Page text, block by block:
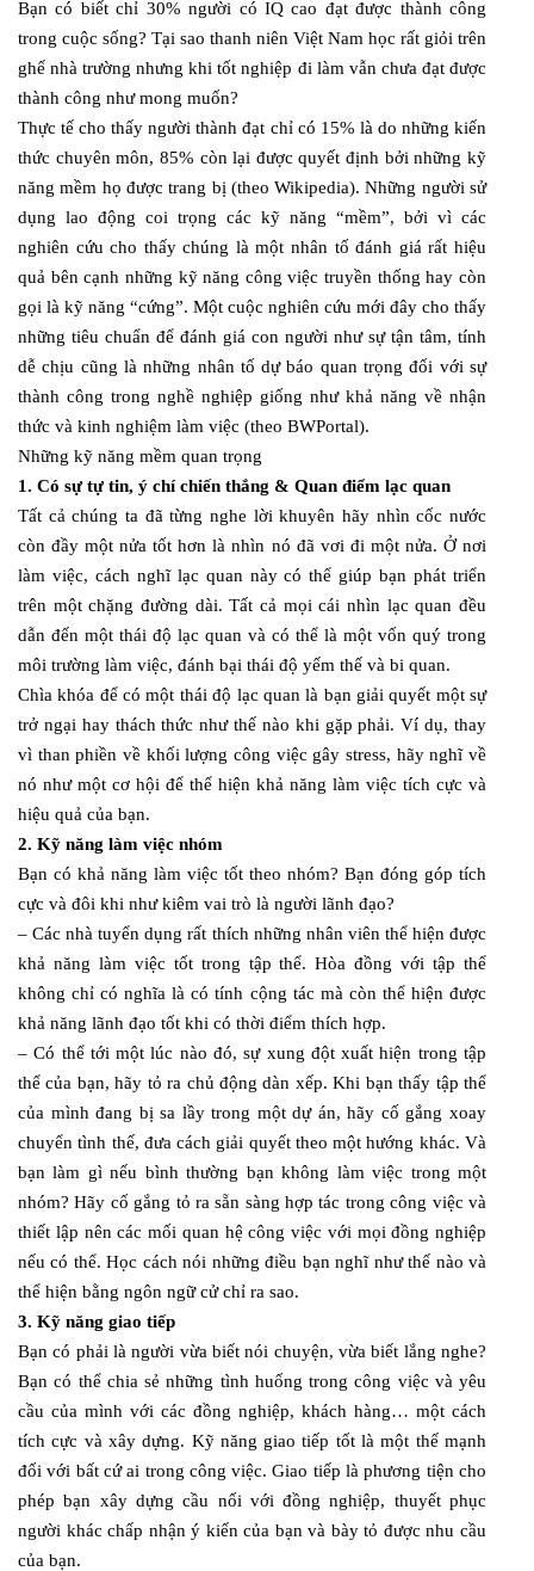
Bạn có biết chỉ 30% người có IQ cao đạt được thành công
trong cuộc sống? Tại sao thanh niên Việt Nam học rất giỏi trên
ghế nhà trường nhưng khi tốt nghiệp đi làm vẫn chưa đạt được
thành công như mong muốn?
Thực tế cho thấy người thành đạt chỉ có 15% là do những kiến
thức chuyên môn, 85% còn lại được quyết định bởi những kỹ
năng mềm họ được trang bị (theo Wikipedia). Những người sử
dụng lao động coi trọng các kỹ năng “mềm”, bởi vì các
nghiên cứu cho thấy chúng là một nhân tố đánh giá rất hiệu
quả bên cạnh những kỹ năng công việc truyền thống hay còn
gọi là kỹ năng “cứng”. Một cuộc nghiên cứu mới đây cho thấy
những tiêu chuẩn để đánh giá con người như sự tận tâm, tính
dễ chịu cũng là những nhân tố dự báo quan trọng đối với sự
thành công trong nghề nghiệp giống như khả năng về nhận
thức và kinh nghiệm làm việc (theo BWPortal).
Những kỹ năng mềm quan trọng
1. Có sự tự tin, ý chí chiến thắng & Quan điểm lạc quan
Tất cả chúng ta đã từng nghe lời khuyên hãy nhìn cốc nước
còn đầy một nửa tốt hơn là nhìn nó đã vơi đi một nửa. Ở nơi
làm việc, cách nghĩ lạc quan này có thể giúp bạn phát triển
trên một chặng đường dài. Tất cả mọi cái nhìn lạc quan đều
dẫn đến một thái độ lạc quan và có thể là một vốn quý trong
môi trường làm việc, đánh bại thái độ yếm thế và bi quan.
Chìa khóa để có một thái độ lạc quan là bạn giải quyết một sự
trở ngại hay thách thức như thế nào khi gặp phải. Ví dụ, thay
vì than phiền về khối lượng công việc gây stress, hãy nghĩ về
nó như một cơ hội để thể hiện khả năng làm việc tích cực và
hiệu quả của bạn.
2. Kỹ năng làm việc nhóm
Bạn có khả năng làm việc tốt theo nhóm? Bạn đóng góp tích
cực và đôi khi như kiêm vai trò là người lãnh đạo?
– Các nhà tuyển dụng rất thích những nhân viên thể hiện được
khả năng làm việc tốt trong tập thể. Hòa đồng với tập thể
không chỉ có nghĩa là có tính cộng tác mà còn thể hiện được
khả năng lãnh đạo tốt khi có thời điểm thích hợp.
– Có thể tới một lúc nào đó, sự xung đột xuất hiện trong tập
thể của bạn, hãy tỏ ra chủ động dàn xếp. Khi bạn thấy tập thể
của mình đang bị sa lầy trong một dự án, hãy cố gắng xoay
chuyển tình thế, đưa cách giải quyết theo một hướng khác. Và
bạn làm gì nếu bình thường bạn không làm việc trong một
nhóm? Hãy cố gắng tỏ ra sẵn sàng hợp tác trong công việc và
thiết lập nên các mối quan hệ công việc với mọi đồng nghiệp
nếu có thể. Học cách nói những điều bạn nghĩ như thế nào và
thể hiện bằng ngôn ngữ cử chỉ ra sao.
3. Kỹ năng giao tiếp
Bạn có phải là người vừa biết nói chuyện, vừa biết lắng nghe?
Bạn có thể chia sẻ những tình huống trong công việc và yêu
cầu của mình với các đồng nghiệp, khách hàng… một cách
tích cực và xây dựng. Kỹ năng giao tiếp tốt là một thế mạnh
đối với bất cứ ai trong công việc. Giao tiếp là phương tiện cho
phép bạn xây dựng cầu nối với đồng nghiệp, thuyết phục
người khác chấp nhận ý kiến của bạn và bày tỏ được nhu cầu
của bạn.